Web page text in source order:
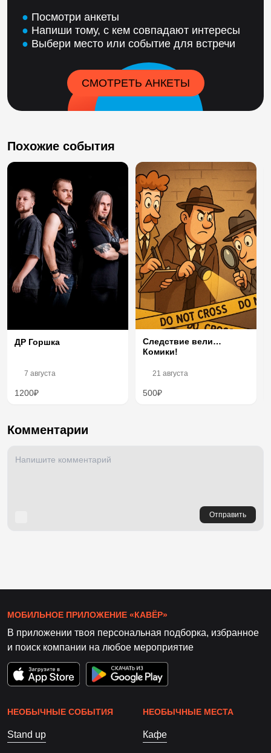
● Посмотри анкеты
● Напиши тому, с кем совпадают интересы
● Выбери место или событие для встречи
СМОТРЕТЬ АНКЕТЫ
Похожие события
ДР Горшка
7 августа
1200₽
Следствие вели…
Комики!
21 августа
500₽
Комментарии
Отправить
МОБИЛЬНОЕ ПРИЛОЖЕНИЕ «КАВЁР»
В приложении твоя персональная подборка, избранное
и поиск компании на любое мероприятие
НЕОБЫЧНЫЕ СОБЫТИЯ
Stand up
НЕОБЫЧНЫЕ МЕСТА
Кафе